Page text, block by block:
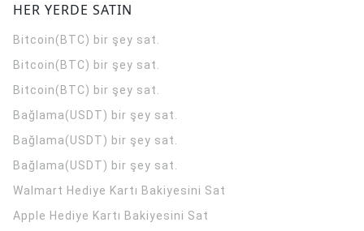
HER YERDE SATIN
Bitcoin(BTC) bir şey sat.
Bitcoin(BTC) bir şey sat.
Bitcoin(BTC) bir şey sat.
Bağlama(USDT) bir şey sat.
Bağlama(USDT) bir şey sat.
Bağlama(USDT) bir şey sat.
Walmart Hediye Kartı Bakiyesini Sat
Apple Hediye Kartı Bakiyesini Sat